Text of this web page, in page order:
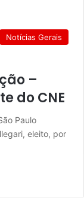
Notícias Gerais
–
do CNE
Paulo
eleito, por